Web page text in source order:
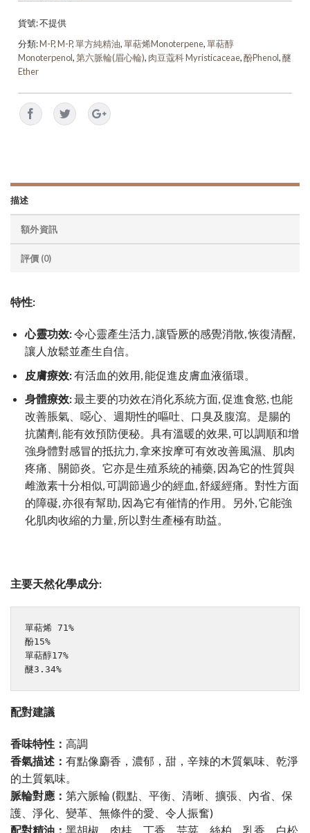
貨號:不提供
分類:M-P,M-P,單方純精油,單萜烯Monoterpene,單萜醇
Monoterpenol,第六脈輪(眉心輪), 肉豆蔻科 Myristicaceae,酚Phenol,醚
Ether
描述
額外資訊
評價 (0)
特性:
心靈功效:令心靈產生活力, 讓昏厥的感覺消散, 恢復清醒,
讓人放鬆並產生自信。
皮膚療效:有活血的效用, 能促進皮膚血液循環。
身體療效:最主要的功效在消化系統方面, 促進食慾, 也能
改善脹氣、噁心、週期性的嘔吐、口臭及腹瀉。是腸的
抗菌劑, 能有效預防便秘。具有溫暖的效果, 可以調順和增
強身體對感冒的抵抗力, 拿來按摩可有效改善風濕、肌肉
疼痛、關節炎。它亦是生殖系統的補藥, 因為它的性質與
雌激素十分相似, 可調節過少的經血, 舒緩經痛。對性方面
的障礙, 亦很有幫助, 因為它有催情的作用。另外, 它能強
化肌肉收縮的力量, 所以對生產極有助益。
主要天然化學成分:
單萜烯 71%
酚15%
單萜醇17%
醚3.34%
配對建議
香味特性： 高調
香氣描述： 有點像麝香，濃郁，甜，辛辣的木質氣味、乾淨
的土質氣味。
脈輪對應： 第六脈輪 (觀點、平衡、清晰、擴張、內省、保
護、淨化、變革、無條件的愛、令人振奮)
配對精油： 黑胡椒、肉桂、丁香、芫荽、絲柏、乳香、白松